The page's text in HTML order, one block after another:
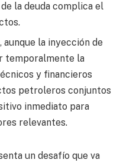
la deuda complica el
la inyección de
temporalmente la
y financieros
petroleros conjuntos
inmediato para
relevantes.
un desafío que va